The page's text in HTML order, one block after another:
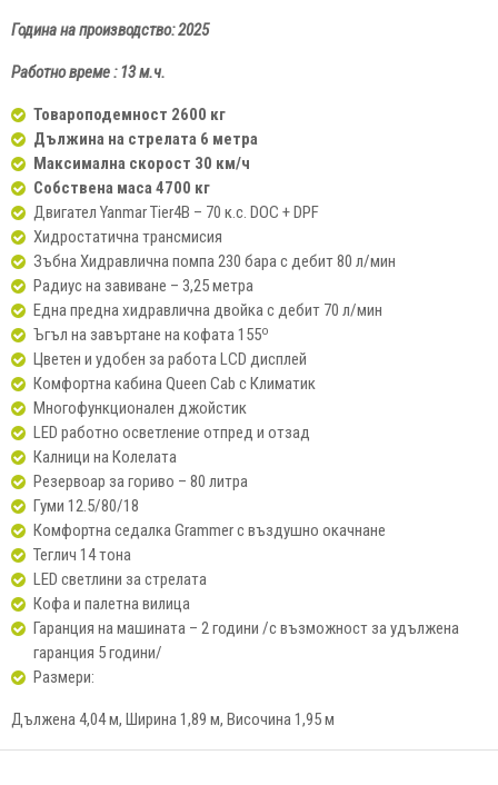
Година на производство: 2025
Работно време : 13 м.ч.
Товароподемност 2600 кг
Дължина на стрелата 6 метра
Максимална скорост 30 км/ч
Собствена маса 4700 кг
Двигател Yanmar Tier4B – 70 к.с. DOC + DPF
Хидростатична трансмисия
Зъбна Хидравлична помпа 230 бара с дебит 80 л/мин
Радиус на завиване – 3,25 метра
Една предна хидравлична двойка с дебит 70 л/мин
Ъгъл на завъртане на кофата 155о
Цветен и удобен за работа LCD дисплей
Комфортна кабина Queen Cab с Климатик
Многофункционален джойстик
LED работно осветление отпред и отзад
Калници на Колелата
Резервоар за гориво – 80 литра
Гуми 12.5/80/18
Комфортна седалка Grammer с въздушно окачнане
Теглич 14 тона
LED светлини за стрелата
Кофа и палетна вилица
Гаранция на машината – 2 години /с възможност за удължена
гаранция 5 години/
Размери:
Дължена 4,04 м, Ширина 1,89 м, Височина 1,95 м